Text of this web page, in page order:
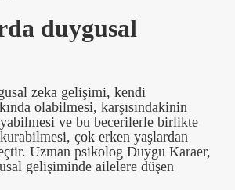
duygusal
zeka gelişimi, kendi
olabilmesi, karşısındakinin
ve bu becerilerle birlikte
çok erken yaşlardan
Uzman psikolog Duygu Karaer,
gelişiminde ailelere düşen